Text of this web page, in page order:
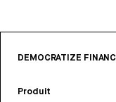
DEMOCRATIZE
Produit